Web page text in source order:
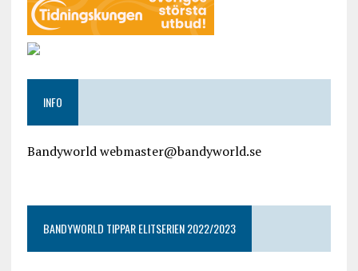
INFO
Bandyworld webmaster@bandyworld.se
BANDYWORLD TIPPAR ELITSERIEN 2022/2023